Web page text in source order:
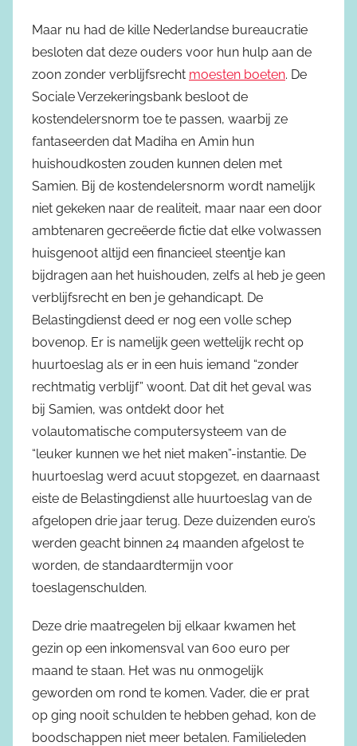
Maar nu had de kille Nederlandse bureaucratie
besloten dat deze ouders voor hun hulp aan de
zoon zonder verblijfsrecht moesten boeten. De
Sociale Verzekeringsbank besloot de
kostendelersnorm toe te passen, waarbij ze
fantaseerden dat Madiha en Amin hun
huishoudkosten zouden kunnen delen met
Samien. Bij de kostendelersnorm wordt namelijk
niet gekeken naar de realiteit, maar naar een door
ambtenaren gecreëerde fictie dat elke volwassen
huisgenoot altijd een financieel steentje kan
bijdragen aan het huishouden, zelfs al heb je geen
verblijfsrecht en ben je gehandicapt. De
Belastingdienst deed er nog een volle schep
bovenop. Er is namelijk geen wettelijk recht op
huurtoeslag als er in een huis iemand “zonder
rechtmatig verblijf” woont. Dat dit het geval was
bij Samien, was ontdekt door het
volautomatische computersysteem van de
“leuker kunnen we het niet maken”-instantie. De
huurtoeslag werd acuut stopgezet, en daarnaast
eiste de Belastingdienst alle huurtoeslag van de
afgelopen drie jaar terug. Deze duizenden euro’s
werden geacht binnen 24 maanden afgelost te
worden, de standaardtermijn voor
toeslagenschulden.
Deze drie maatregelen bij elkaar kwamen het
gezin op een inkomensval van 600 euro per
maand te staan. Het was nu onmogelijk
geworden om rond te komen. Vader, die er prat
op ging nooit schulden te hebben gehad, kon de
boodschappen niet meer betalen. Familieleden